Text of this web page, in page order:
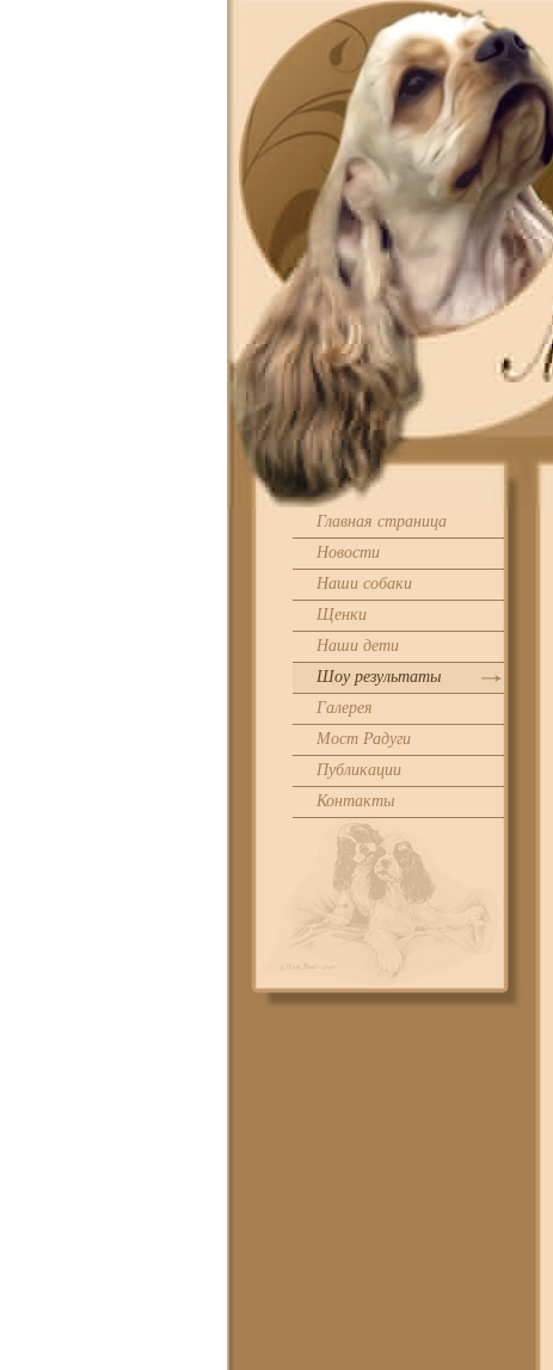
Главная страница
Новости
Наши собаки
Щенки
Наши дети
Шоу результаты
Галерея
Мост Радуги
Публикации
Контакты